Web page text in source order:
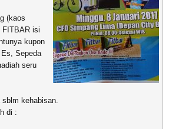
(kaos
FITBAR isi
kupon
Sepeda
seru
sblm kehabisan.
di :